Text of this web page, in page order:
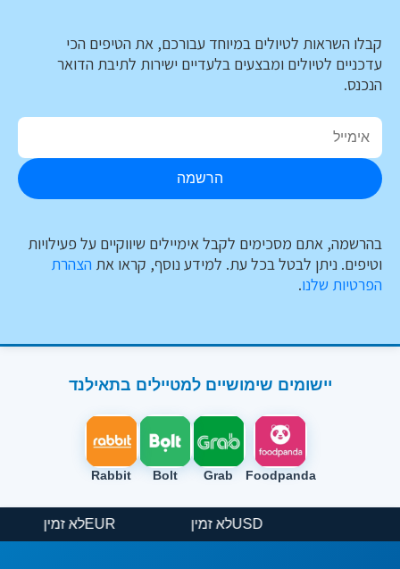
קבלו השראות לטיולים במיוחד עבורכם, את הטיפים הכי
עדכניים לטיולים ומבצעים בלעדיים ישירות לתיבת הדואר
הנכנס.
הרשמה
בהרשמה, אתם מסכימים לקבל אימיילים שיווקיים על פעילויות
וטיפים. ניתן לבטל בכל עת. למידע נוסף, קראו את הצהרת
הפרטיות שלנו.
יישומים שימושיים למטיילים בתאילנד
Foodpanda
Grab
Bolt
Rabbit
USDלא זמין EURלא זמין